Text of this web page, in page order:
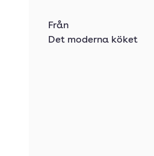
Från
Det moderna köket